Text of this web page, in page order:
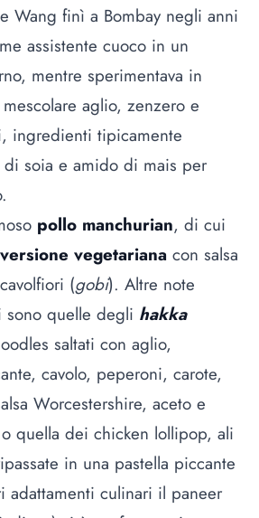
Wang finì a Bombay negli anni
assistente cuoco in un
mentre sperimentava in
aglio, zenzero e
ingredienti tipicamente
soia e amido di mais per
pollo manchurian, di cui
versione vegetariana con salsa
(gobi). Altre note
sono quelle degli hakka
saltati con aglio,
cavolo, peperoni, carote,
Worcestershire, aceto e
quella dei chicken lollipop, ali
in una pastella piccante
adattamenti culinari il paneer